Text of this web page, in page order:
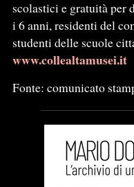
scolastici e gratuità per
i 6 anni, residenti del
studenti delle scuole
www.collealtamusei.it
Fonte: comunicato